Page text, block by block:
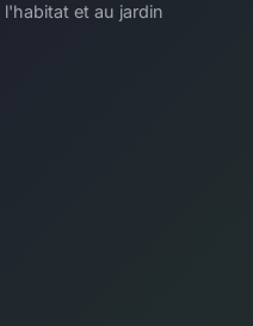
et au jardin